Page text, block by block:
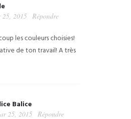
25, 2015 Répondre
les couleurs choisies!
de ton travail!A très
Balice
25, 2015 Répondre